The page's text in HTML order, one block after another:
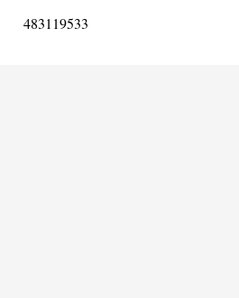
483119533